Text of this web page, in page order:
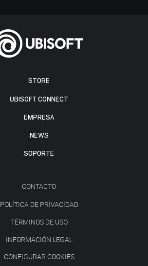
STORE
UBISOFT CONNECT
EMPRESA
NEWS
SOPORTE
CONTACTO
POLÍTICA DE PRIVACIDAD
TÉRMINOS DE USO
INFORMACIÓN LEGAL
CONFIGURAR COOKIES